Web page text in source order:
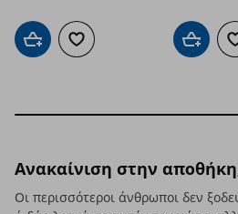
Προσθήκη στο καλάθι
Προσθήκη στα αγαπημένα
Ανακαίνιση στην
Οι περισσότεροι άνθρωποι δεν